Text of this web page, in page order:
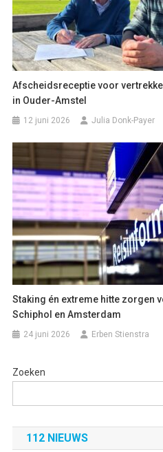
Afscheidsreceptie voor
in Ouder-Amstel
12 juni 2026 Julia Donk-Payer
Staking én extreme hitte zorgen
Schiphol en Amsterdam
24 juni 2026 Erben Stienstra
Zoeken
112 NIEUWS